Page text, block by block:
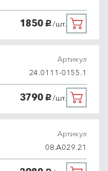
1850 руб./шт.
Артикул
24.0111-0155.1
3790 руб./шт.
Артикул
08.A029.21